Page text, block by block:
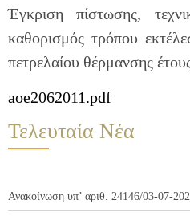
Έγκριση πίστωσης,
καθορισμός τρόπου
πετρελαίου θέρμανσης
aoe2062011.pdf
Τελευταία Νέα
Ανακοίνωση υπ’ αριθ. 24146/03-07-